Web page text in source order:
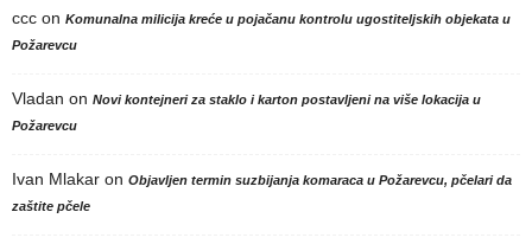
ccc on Komunalna milicija kreće u pojačanu kontrolu ugostiteljskih objekata u
Požarevcu
Vladan on Novi kontejneri za staklo i karton postavljeni na više lokacija u
Požarevcu
Ivan Mlakar on Objavljen termin suzbijanja komaraca u Požarevcu, pčelari da
zaštite pčele